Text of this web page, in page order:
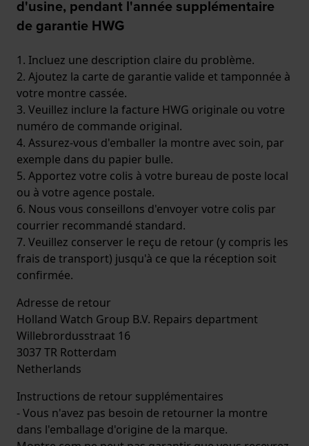
d'usine, pendant l'année supplémentaire
de garantie HWG
1. Incluez une description claire du problème.
2. Ajoutez la carte de garantie valide et tamponnée à
votre montre cassée.
3. Veuillez inclure la facture HWG originale ou votre
numéro de commande original.
4. Assurez-vous d'emballer la montre avec soin, par
exemple dans du papier bulle.
5. Apportez votre colis à votre bureau de poste local
ou à votre agence postale.
6. Nous vous conseillons d'envoyer votre colis par
courrier recommandé standard.
7. Veuillez conserver le reçu de retour (y compris les
frais de transport) jusqu'à ce que la réception soit
confirmée.
Adresse de retour
Holland Watch Group B.V. Repairs department
Willebrordusstraat 16
3037 TR Rotterdam
Netherlands
Instructions de retour supplémentaires
- Vous n'avez pas besoin de retourner la montre
dans l'emballage d'origine de la marque.